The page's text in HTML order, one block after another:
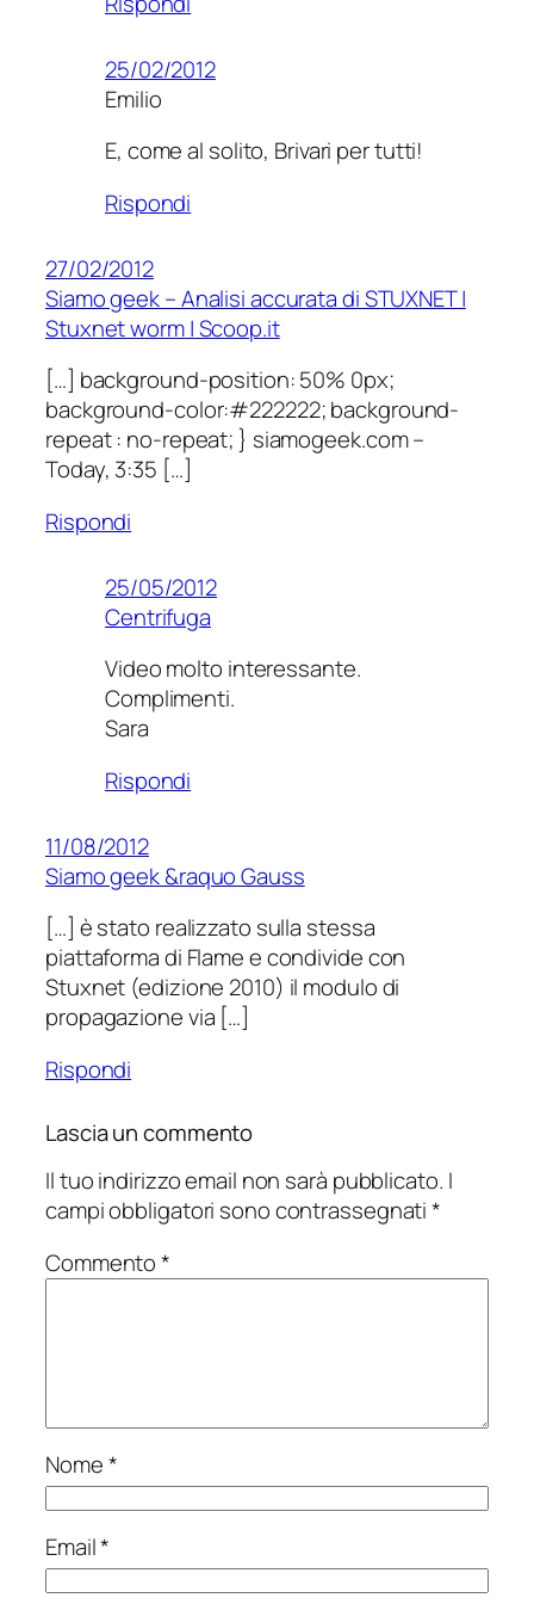
25/02/2012
Emilio
E, come al solito, Brivari per tutti!
Rispondi
27/02/2012
Siamo geek – Analisi accurata di STUXNET |
Stuxnet worm | Scoop.it
[…] background-position: 50% 0px;
background-color:#222222; background-
repeat : no-repeat; } siamogeek.com –
Today, 3:35 […]
Rispondi
25/05/2012
Centrifuga
Video molto interessante.
Complimenti.
Sara
Rispondi
11/08/2012
Siamo geek &raquo Gauss
[…] è stato realizzato sulla stessa
piattaforma di Flame e condivide con
Stuxnet (edizione 2010) il modulo di
propagazione via […]
Rispondi
Lascia un commento
Il tuo indirizzo email non sarà pubblicato. I
campi obbligatori sono contrassegnati*
Commento*
Nome*
Email*